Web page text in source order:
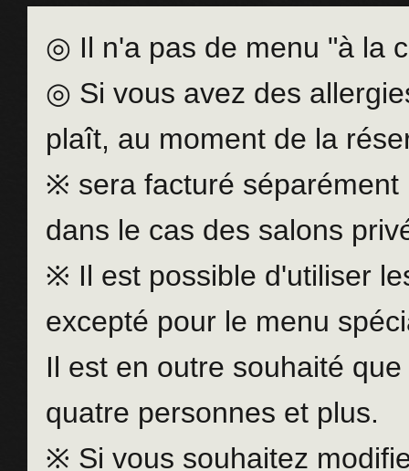
◎ Il n'a pas de menu "à la
◎ Si vous avez des
plaît, au moment de la
※ sera facturé séparément
dans le cas des salons
※ Il est possible d'utiliser
excepté pour le menu
Il est en outre souhaité
quatre personnes et plus.
※ Si vous souhaitez